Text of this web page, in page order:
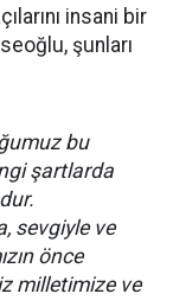
insani bir
şunları
bu
şartlarda
sevgiyle ve
önce
milletimize ve